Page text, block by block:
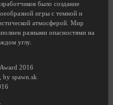
было создание
игры с темной и
атмосферой. Мир
разными опасностями на
углу.
2016
by spawn.sk